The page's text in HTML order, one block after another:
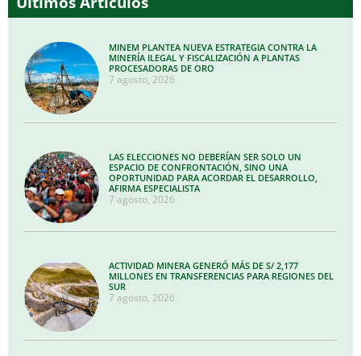
MINEM PLANTEA NUEVA ESTRATEGIA CONTRA LA
MINERÍA ILEGAL Y FISCALIZACIÓN A PLANTAS
PROCESADORAS DE ORO
7 agosto, 2026
LAS ELECCIONES NO DEBERÍAN SER SOLO UN
ESPACIO DE CONFRONTACIÓN, SINO UNA
OPORTUNIDAD PARA ACORDAR EL DESARROLLO,
AFIRMA ESPECIALISTA
7 agosto, 2026
ACTIVIDAD MINERA GENERÓ MÁS DE S/ 2,177
MILLONES EN TRANSFERENCIAS PARA REGIONES DEL
SUR
7 agosto, 2026